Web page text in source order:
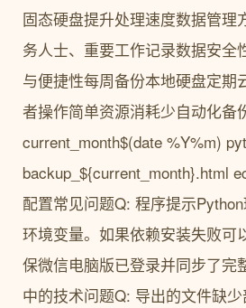
固态硬盘提升处理速度数据管
务人士、重要工作记录数据安
与便捷性每周备份本地硬盘定
者操作简单资源消耗少自动化备
current_month$(date %Y%m)
backup_${current_month}.html
配置常见问题Q: 程序提示
环境变量。如果依赖安装失败可
保微信电脑版已登录并同步了完
中的技术问题Q: 导出的文件缺